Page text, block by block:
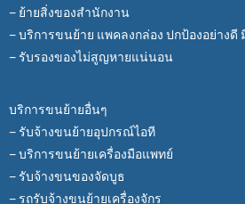
– ย้ายสิ่งของสำนักงาน
– บริการขนย้าย แพคลงกล่อง ปกป้องอย่างดี
– รับรองของไม่สูญหายแน่นอน
บริการขนย้ายอื่นๆ
– รับจ้างขนย้ายอุปกรณ์ไอที
– บริการขนย้ายเครื่องมือแพทย์
– รับจ้างขนของจัดบูธ
– รถรับจ้างขนย้ายเครื่องจักร